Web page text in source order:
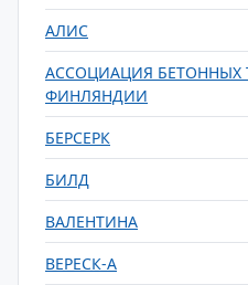
АЛИС
АССОЦИАЦИЯ БЕТОННЫХ
ФИНЛЯНДИИ
БЕРСЕРК
БИЛД
ВАЛЕНТИНА
ВЕРЕСК-А